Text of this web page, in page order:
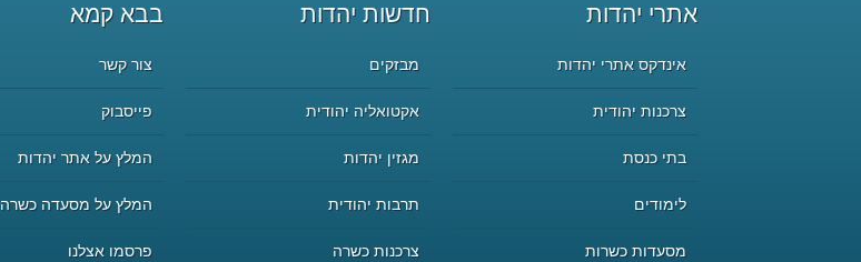
אתרי יהדות
אינדקס אתרי יהדות
צרכנות יהודית
בתי כנסת
לימודים
מסעדות כשרות
חדשות יהדות
מבזקים
אקטואליה יהודית
מגזין יהדות
תרבות יהודית
צרכנות כשרה
בבא קמא
צור קשר
פייסבוק
המלץ על אתר יהדות
המלץ על מסעדה כשרה
פרסמו אצלנו